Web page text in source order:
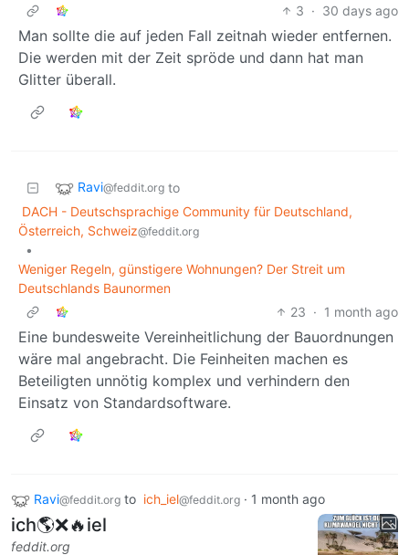
3 · 30 days ago
Man sollte die auf jeden Fall zeitnah wieder entfernen.
Die werden mit der Zeit spröde und dann hat man
Glitter überall.
Ravi@feddit.org to
DACH - Deutschsprachige Community für Deutschland,
Österreich, Schweiz@feddit.org
•
Weniger Regeln, günstigere Wohnungen? Der Streit um
Deutschlands Baunormen
23 · 1 month ago
Eine bundesweite Vereinheitlichung der Bauordnungen
wäre mal angebracht. Die Feinheiten machen es
Beteiligten unnötig komplex und verhindern den
Einsatz von Standardsoftware.
Ravi@feddit.org to ich_iel@feddit.org · 1 month ago
ich🌎❌🔥iel
feddit.org